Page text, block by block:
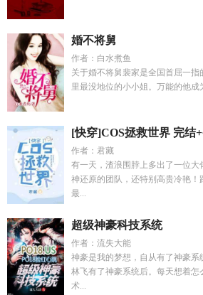
婚不将舅
作者：白水煮鱼
关于婚不将舅裴家是全国首屈一
里最没地位的小小姐。万能的他成
[快穿]COS拯救世界 完结
作者：君藏
有一天，渣浪围脖上多出了一位
神还原的团队，还特别高贵冷艳！
最...
超级神豪科技系统
作者：流失大能
神豪是我的梦想，自从有了神豪
林飞有了神豪系统后。每天想着怎
术...